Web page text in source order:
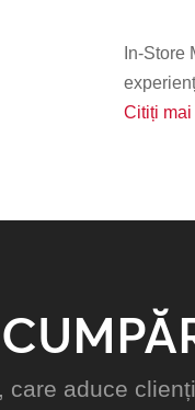
In-Store
Citiți mai
care aduce